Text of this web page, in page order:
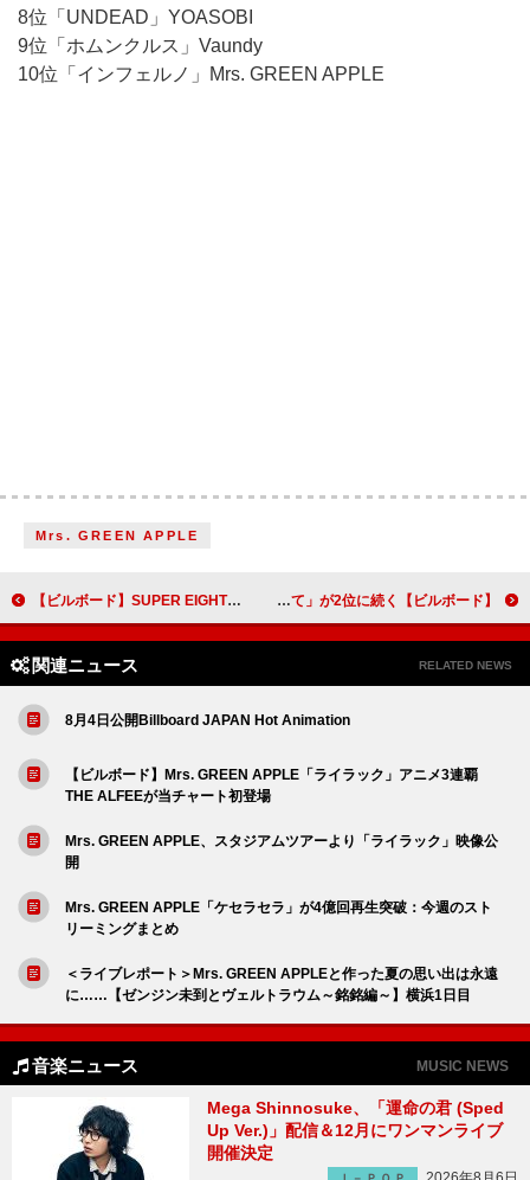
8位「UNDEAD」YOASOBI
9位「ホムンクルス」Vaundy
10位「インフェルノ」Mrs. GREEN APPLE
Mrs. GREEN APPLE
【ビルボード】SUPER EIGHT『SUPER EIGHT』総合アルバム首位獲得 Official髭男dism『Rejoice』が2位に上昇 【ビルボード】BUMP OF CHICKEN「strawberry」がDLソング初登場1位、YOASOBI「舞台に立って」が2位に続く
関連ニュース RELATED NEWS
8月4日公開Billboard JAPAN Hot Animation
【ビルボード】Mrs. GREEN APPLE「ライラック」アニメ3連覇
THE ALFEEが当チャート初登場
Mrs. GREEN APPLE、スタジアムツアーより「ライラック」映像公
開
Mrs. GREEN APPLE「ケセラセラ」が4億回再生突破：今週のスト
リーミングまとめ
＜ライブレポート＞Mrs. GREEN APPLEと作った夏の思い出は永遠
に……【ゼンジン未到とヴェルトラウム～銘銘編～】横浜1日目
音楽ニュース MUSIC NEWS
Mega Shinnosuke、「運命の君 (Sped
Up Ver.)」配信＆12月にワンマンライブ
開催決定